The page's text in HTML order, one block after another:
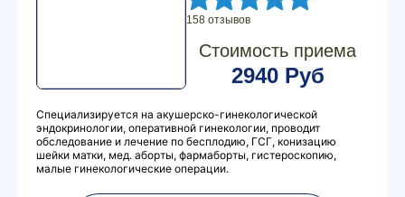
158 отзывов
Стоимость приема
2940 Руб
Специализируется на акушерско-гинекологической
эндокринологии, оперативной гинекологии, проводит
обследование и лечение по бесплодию, ГСГ, конизацию
шейки матки, мед. аборты, фармаборты, гистероскопию,
малые гинекологические операции.